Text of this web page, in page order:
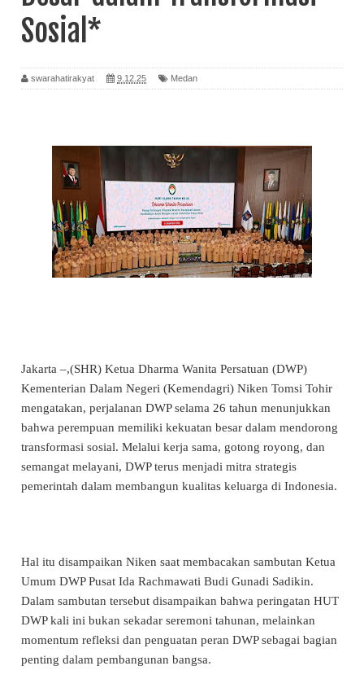
Sosial*
swarahatirakyat 9.12.25 Medan
Jakarta –,(SHR) Ketua Dharma Wanita Persatuan (DWP)
Kementerian Dalam Negeri (Kemendagri) Niken Tomsi Tohir
mengatakan, perjalanan DWP selama 26 tahun menunjukkan
bahwa perempuan memiliki kekuatan besar dalam mendorong
transformasi sosial. Melalui kerja sama, gotong royong, dan
semangat melayani, DWP terus menjadi mitra strategis
pemerintah dalam membangun kualitas keluarga di Indonesia.
Hal itu disampaikan Niken saat membacakan sambutan Ketua
Umum DWP Pusat Ida Rachmawati Budi Gunadi Sadikin.
Dalam sambutan tersebut disampaikan bahwa peringatan HUT
DWP kali ini bukan sekadar seremoni tahunan, melainkan
momentum refleksi dan penguatan peran DWP sebagai bagian
penting dalam pembangunan bangsa.